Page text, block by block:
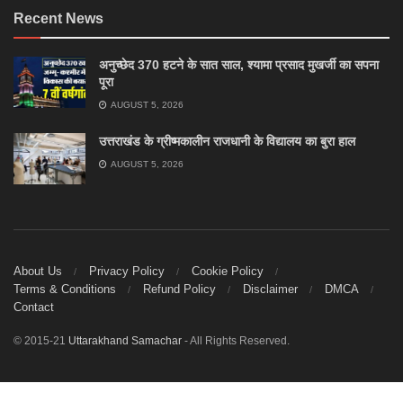
Recent News
अनुच्छेद 370 हटने के सात साल, श्यामा प्रसाद मुखर्जी का सपना
पूरा
AUGUST 5, 2026
उत्तराखंड के ग्रीष्मकालीन राजधानी के विद्यालय का बुरा हाल
AUGUST 5, 2026
About Us Privacy Policy
Cookie Policy
Terms & Conditions
Refund Policy Disclaimer
DMCA
Contact
© 2015-21 Uttarakhand Samachar - All Rights Reserved.